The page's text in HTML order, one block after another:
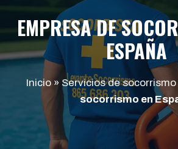
EMPRESA DE
ESPAÑA
Inicio» Servicios de socorrismo
socorrismo en